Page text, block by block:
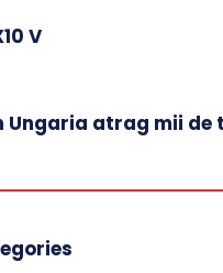
V
Ungaria atrag mii de